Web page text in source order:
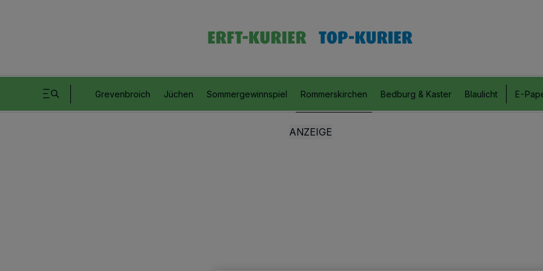
Grevenbroich Jüchen Sommergewinnspiel Rommerskirchen Bedburg & Kaster Blaulicht E-